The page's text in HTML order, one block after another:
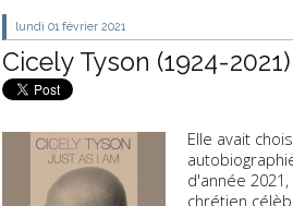
lundi 01 février 2021
Cicely Tyson (1924-2021)
Elle avait
d'année
chrétien